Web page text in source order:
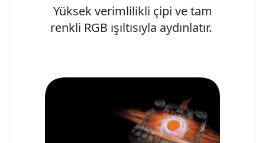
Yüksek verimlilikli çipi ve tam
renkli RGB ışıltısıyla aydınlatır.